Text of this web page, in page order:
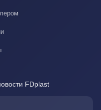
FDplast